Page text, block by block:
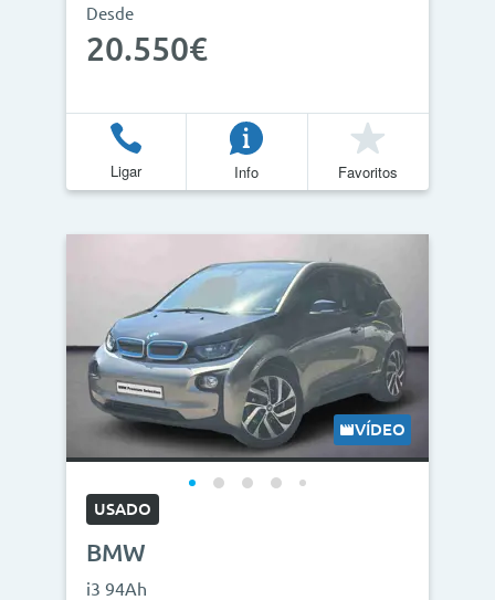
Desde
20.550€
Ligar Info Favoritos
VÍDEO
USADO
BMW
i3 94Ah